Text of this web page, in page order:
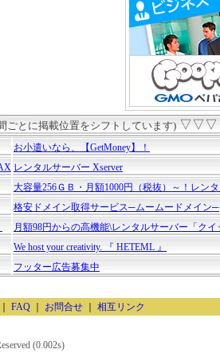
ごとに掲載位置をシフトしています) ▽▽▽
お小遣いなら、【GetMoney】！
レンタルサーバー Xserver
大容量256ＧＢ・月額1000円（税抜）～！レン
格安ドメイン取得サービス─ムームードメイン─
月額98円からの高機能\レンタルサーバー「クイ
We host your creativity. 『 HETEML 』
フッター広告募集中
FAQ お問合せ 相互リンク
(0.002s)